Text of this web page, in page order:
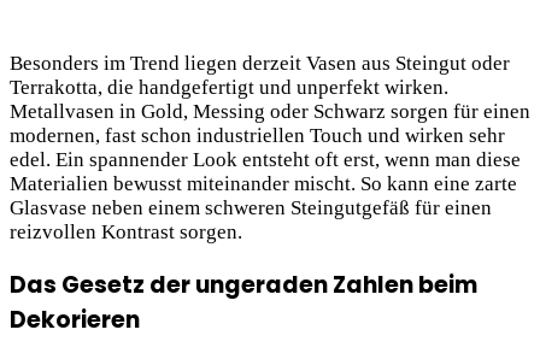
Besonders im Trend liegen derzeit Vasen aus Steingut oder
Terrakotta, die handgefertigt und unperfekt wirken.
Metallvasen in Gold, Messing oder Schwarz sorgen für einen
modernen, fast schon industriellen Touch und wirken sehr
edel. Ein spannender Look entsteht oft erst, wenn man diese
Materialien bewusst miteinander mischt. So kann eine zarte
Glasvase neben einem schweren Steingutgefäß für einen
reizvollen Kontrast sorgen.
Das Gesetz der ungeraden Zahlen beim
Dekorieren